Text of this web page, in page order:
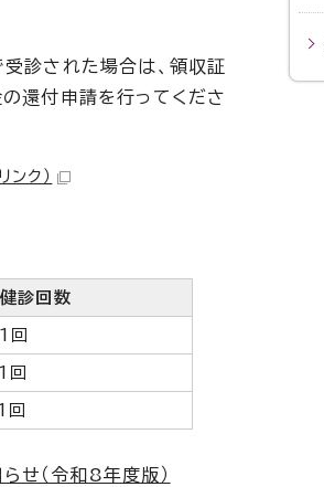
診された場合は、領収証
還付申請を行ってくださ
ンク）
診回数
回
回
回
せ（令和8年度版）